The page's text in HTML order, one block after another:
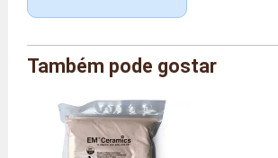
Marca
Agriton
Referência
Tamanho
Peso
Também pode gostar